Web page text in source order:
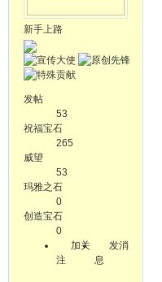
新手上路
发帖
53
祝福宝石
265
威望
53
玛雅之石
0
创造宝石
0
加关
注
发消
息